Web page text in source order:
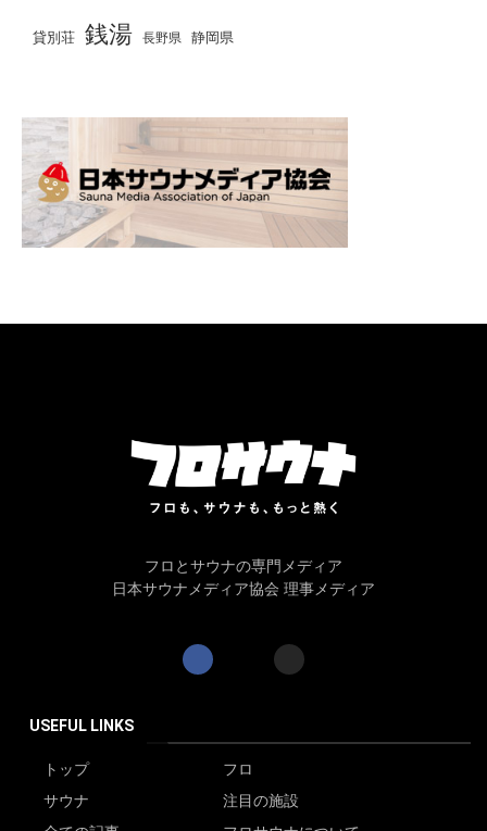
貸別荘 銭湯 長野県 静岡県
フロとサウナの専門メディア
日本サウナメディア協会 理事メディア
USEFUL LINKS
トップ
フロ
サウナ
注目の施設